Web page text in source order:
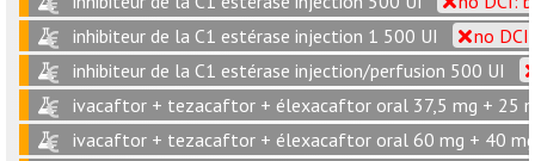
inhibiteur de la C1 estérase injection 1 500 UI
no
inhibiteur de la C1 estérase injection/perfusion 500 UI
ivacaftor + tezacaftor + élexacaftor oral 37,5 mg + 25
ivacaftor + tezacaftor + élexacaftor oral 60 mg + 40